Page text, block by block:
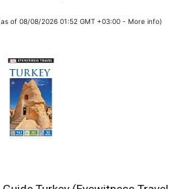
of 08/08/2026 01:52 GMT +03:00 - More info)